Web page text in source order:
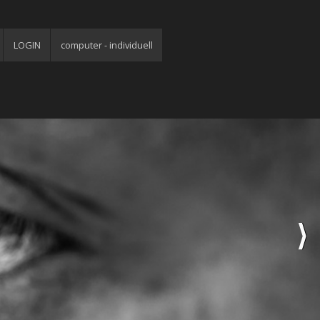
LOGIN computer - individuell